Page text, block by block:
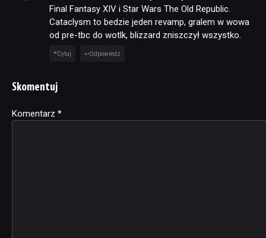
Final Fantasy XIV i Star Wars The Old Republic.
Cataclysm to bedzie jeden revamp, gralem w wowa
od pre-tbc do wotlk, blizzard zniszczył wszystko.
Cytuj Odpowiedz
Skomentuj
Komentarz *
Alternative: